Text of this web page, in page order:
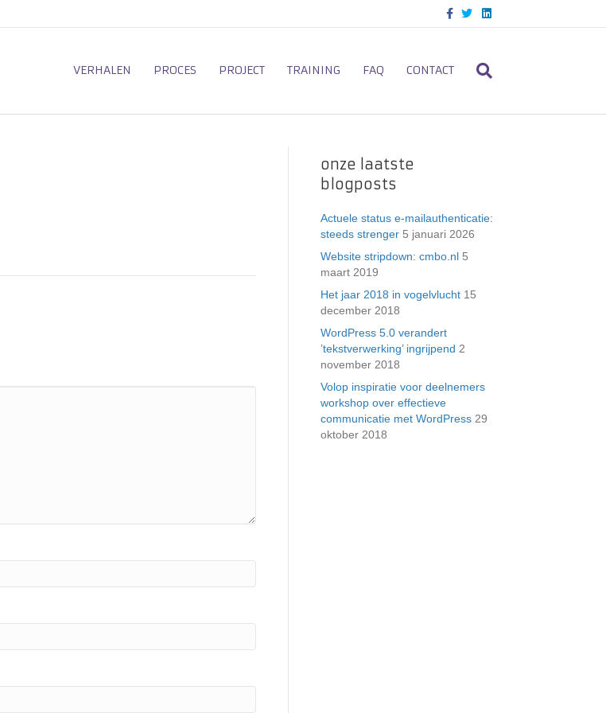
c
o
o
T
i
e
L
n
d
VERHALEN PROCES PROJECT TRAINING FAQ CONTACT
onze laatste
blogposts
Actuele status e-mailauthenticatie:
steeds strenger 5 januari 2026
Website stripdown: cmbo.nl 5
maart 2019
Het jaar 2018 in vogelvlucht 15
december 2018
WordPress 5.0 verandert
’tekstverwerking’ ingrijpend 2
november 2018
Volop inspiratie voor deelnemers
workshop over effectieve
communicatie met WordPress 29
oktober 2018